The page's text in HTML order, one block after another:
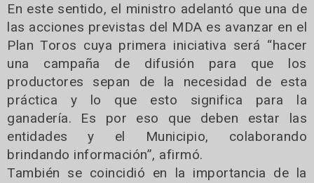
En este sentido, el ministro adelantó que una de
las acciones previstas del MDA es avanzar en el
Plan Toros cuya primera iniciativa será “hacer
una campaña de difusión para que los
productores sepan de la necesidad de esta
práctica y lo que esto significa para la
ganadería. Es por eso que deben estar las
entidades y el Municipio, colaborando
brindando información”, afirmó.
También se coincidió en la importancia de la